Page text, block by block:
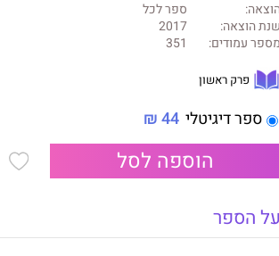
ספר לכל
שנת הוצאה:
2017
מספר עמודים:
351
פרק ראשון
ספר דיגיטלי 44 ₪
הוספה לסל
על הספר